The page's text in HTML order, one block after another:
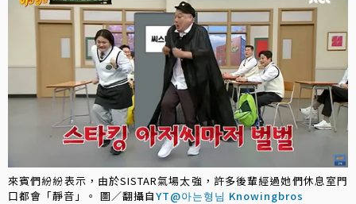
來賓們紛紛表示，由於SISTAR氣場太強，許多後輩經過她們休息室門
口都會「靜音」。 圖／翻攝自YT@아는형님 Knowingbros